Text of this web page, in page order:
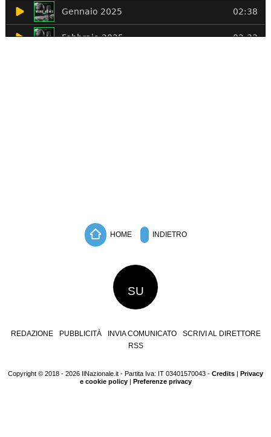
HOME INDIETRO
SU
REDAZIONE PUBBLICITÀ INVIA COMUNICATO
SCRIVI AL DIRETTORE
RSS
Copyright © 2018 - 2026 IlNazionale.it - Partita Iva: IT 03401570043 - Credits | Privacy
e cookie policy| Preferenze privacy